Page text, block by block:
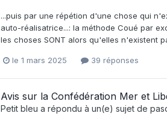
...puis par une répétion d'une chose qui
auto-réalisatrice...: la méthode Coué par
les choses SONT alors qu'elles n'existent
le 1 mars 2025 39 réponses
Avis sur la Confédération Mer et
Petit bleu a répondu à un(e) sujet de